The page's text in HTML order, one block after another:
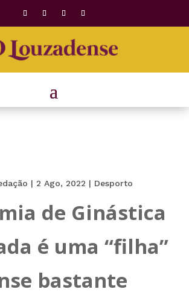
| 2 Ago, 2022 | Desporto
de Ginástica
é uma “filha”
bastante